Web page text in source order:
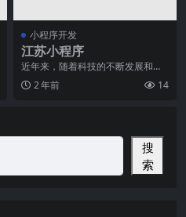
小程序开发
江苏小程序
近年来，随着科技的不断发展和人
们对高效便捷生活的追求，智能手
机成为了人们生活中不
2 年前 14
搜
索